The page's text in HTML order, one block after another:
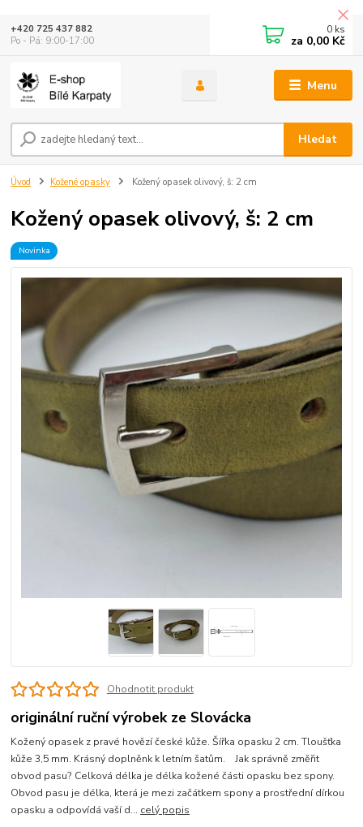
Menu
Hledat
+420 725 437 882
Po - Pá: 9:00-17:00
0 ks
za 0,00 Kč
Úvod Kožené opasky Kožený opasek olivový, š: 2 cm
Kožený opasek olivový, š: 2 cm
Novinka
Ohodnotit produkt
originální ruční výrobek ze Slovácka
Kožený opasek z pravé hovězí české kůže. Šířka opasku 2 cm. Tloušťka
kůže 3,5 mm. Krásný doplněnk k letním šatům. Jak správně změřit
obvod pasu? Celková délka je délka kožené části opasku bez spony.
Obvod pasu je délka, která je mezi začátkem spony a prostřední dírkou
opasku a odpovídá vaší d... celý popis